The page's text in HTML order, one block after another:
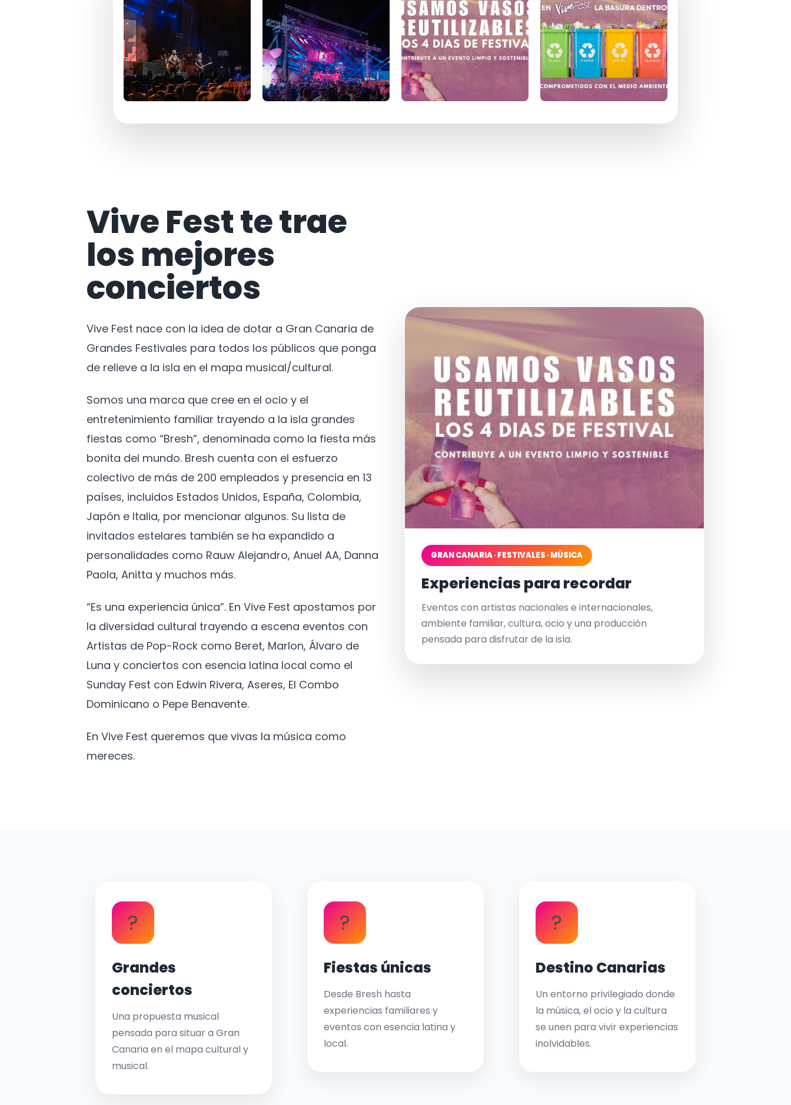
Vive Fest te trae
los mejores
conciertos
Vive Fest nace con la idea de dotar a Gran Canaria de
Grandes Festivales para todos los públicos que ponga
de relieve a la isla en el mapa musical/cultural.
Somos una marca que cree en el ocio y el
entretenimiento familiar trayendo a la isla grandes
fiestas como “Bresh”, denominada como la fiesta más
bonita del mundo. Bresh cuenta con el esfuerzo
colectivo de más de 200 empleados y presencia en 13
países, incluidos Estados Unidos, España, Colombia,
Japón e Italia, por mencionar algunos. Su lista de
invitados estelares también se ha expandido a
personalidades como Rauw Alejandro, Anuel AA, Danna
Paola, Anitta y muchos más.
“Es una experiencia única”. En Vive Fest apostamos por
la diversidad cultural trayendo a escena eventos con
Artistas de Pop-Rock como Beret, Marlon, Álvaro de
Luna y conciertos con esencia latina local como el
Sunday Fest con Edwin Rivera, Aseres, El Combo
Dominicano o Pepe Benavente.
En Vive Fest queremos que vivas la música como
mereces.
GRAN CANARIA · FESTIVALES · MÚSICA
Experiencias para recordar
Eventos con artistas nacionales e internacionales,
ambiente familiar, cultura, ocio y una producción
pensada para disfrutar de la isla.
?
Grandes
conciertos
Una propuesta musical
pensada para situar a Gran
Canaria en el mapa cultural y
musical.
?
Fiestas únicas
Desde Bresh hasta
experiencias familiares y
eventos con esencia latina y
local.
?
Destino Canarias
Un entorno privilegiado donde
la música, el ocio y la cultura
se unen para vivir experiencias
inolvidables.